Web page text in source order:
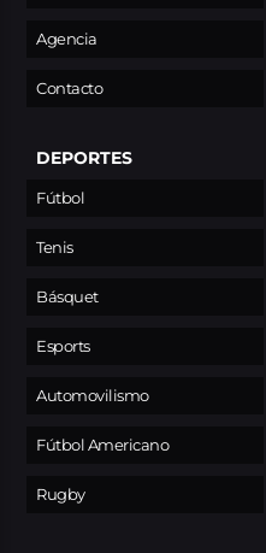
Agencia
Contacto
DEPORTES
Fútbol
Tenis
Básquet
Esports
Automovilismo
Fútbol Americano
Rugby